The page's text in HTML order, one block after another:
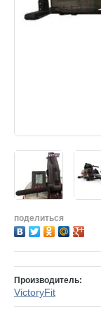
поделиться
Производитель:
VictoryFit